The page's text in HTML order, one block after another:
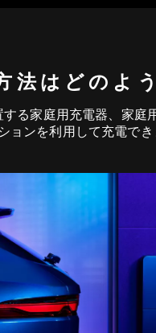
法はどのよ
する家庭用充電器、家
ョンを利用して充電でき